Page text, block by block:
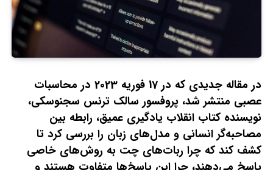
در مقاله جدیدی که در 17 فوریه 2023 در محاسبات
عصبی منتشر شد، پروفسور سالک ترنس سجنوسکی،
نویسنده کتاب انقلاب یادگیری عمیق، رابطه بین
مصاحبه‌گر انسانی و مدل‌های زبان را بررسی کرد تا
کشف کند که چرا ربات‌های چت به روش‌های خاصی